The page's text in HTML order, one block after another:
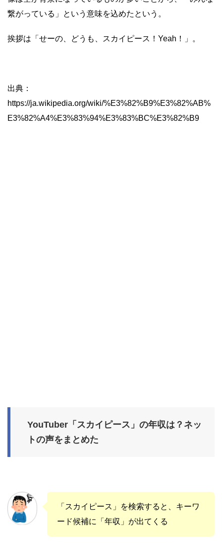
繋がっている」という意味を込めたという。
挨拶は「せーの、どうも、スカイピース！Yeah！」。
出典：
https://ja.wikipedia.org/wiki/%E3%82%B9%E3%82%AB%
E3%82%A4%E3%83%94%E3%83%BC%E3%82%B9
YouTuber「スカイピース」の年収は？ネッ
トの声をまとめた
「スカイピース」を検索すると、キーワ
ード候補に「年収」が出てくる